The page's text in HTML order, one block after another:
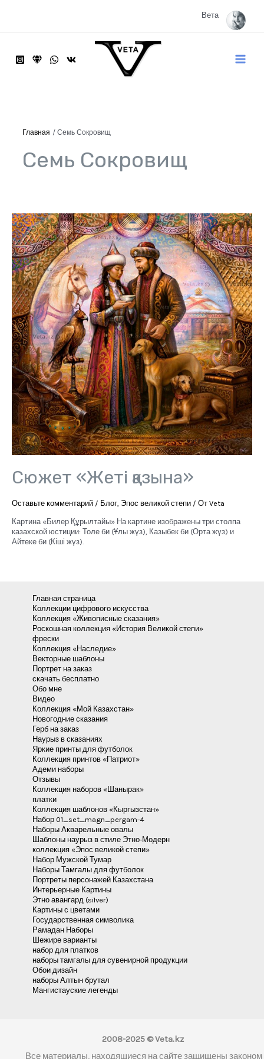
Вета
Main
Главная Семь Сокровищ
Семь Сокровищ
Сюжет «Жеті қазына»
Оставьте комментарий / Блог, Эпос великой степи / От Veta
Картина «Билер Құрылтайы» На картине изображены три столпа
казахской юстиции: Толе би (Ұлы жүз), Казыбек би (Орта жүз) и
Айтеке би (Кіші жүз).
Главная страница
Коллекции цифрового искусства
Коллекция «Живописные сказания»
Роскошная коллекция «История Великой степи»
фрески
Коллекция «Наследие»
Векторные шаблоны
Портрет на заказ
скачать бесплатно
Обо мне
Видео
Коллекция «Мой Казахстан»
Новогодние сказания
Герб на заказ
Наурыз в сказаниях
Яркие принты для футболок
Коллекция принтов «Патриот»
Адеми наборы
Отзывы
Коллекция наборов «Шанырак»
платки
Коллекция шаблонов «Кыргызстан»
Набор 01_set_magn_pergam-4
Наборы Акварельные овалы
Шаблоны наурыз в стиле Этно-Модерн
коллекция «Эпос великой степи»
Набор Мужской Тумар
Наборы Тамгалы для футболок
Портреты персонажей Казахстана
Интерьерные Картины
Этно авангард (silver)
Картины с цветами
Государственная символика
Рамадан Наборы
Шежире варианты
набор для платков
наборы тамгалы для сувенирной продукции
Обои дизайн
наборы Алтын брутал
Мангистауские легенды
2008-2025 © Veta.kz
Все материалы, находящиеся на сайте защищены законом